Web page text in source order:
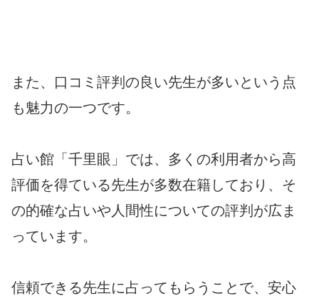
また、口コミ評判の良い先生が多いという点
も魅力の一つです。
占い館「千里眼」では、多くの利用者から高
評価を得ている先生が多数在籍しており、そ
の的確な占いや人間性についての評判が広ま
っています。
信頼できる先生に占ってもらうことで、安心